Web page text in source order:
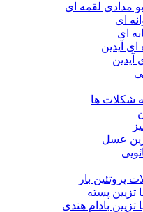
مدادی لقمه ای
ای
ای
ای آیدین
آیدین
شکلات ها
عسل
پروتئین بار
تزیین پسته
تزیین بادام هندی